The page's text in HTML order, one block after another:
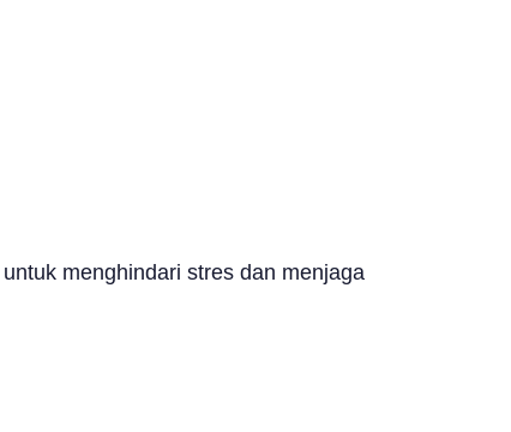
menghindari stres dan menjaga